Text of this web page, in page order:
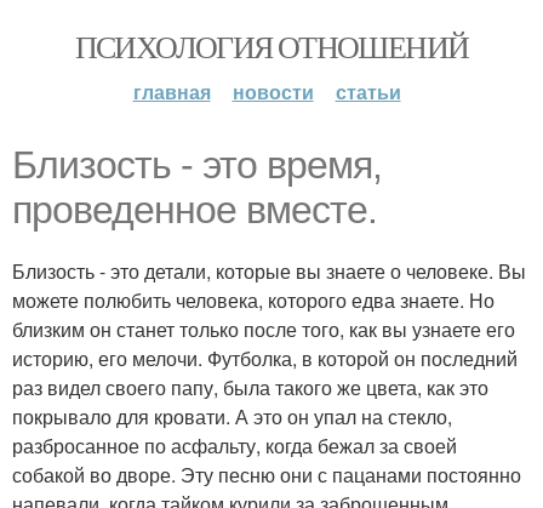
ПСИХОЛОГИЯ ОТНОШЕНИЙ
главная новости статьи
Близость - это время,
проведенное вместе.
Близость - это детали, которые вы знаете о человеке. Вы
можете полюбить человека, которого едва знаете. Но
близким он станет только после того, как вы узнаете его
историю, его мелочи. Футболка, в которой он последний
раз видел своего папу, была такого же цвета, как это
покрывало для кровати. А это он упал на стекло,
разбросанное по асфальту, когда бежал за своей
собакой во дворе. Эту песню они с пацанами постоянно